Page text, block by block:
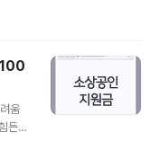
..
는
카
체
한
알아
움
든